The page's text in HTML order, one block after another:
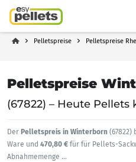
Pelletspreise Pelletspreise
Pelletspreise
(67822) – Heute Pellets
Der Pelletspreis in Winterborn (67822)
Ware und 470,80 € für für Pellets-
Abnahmemenge ...